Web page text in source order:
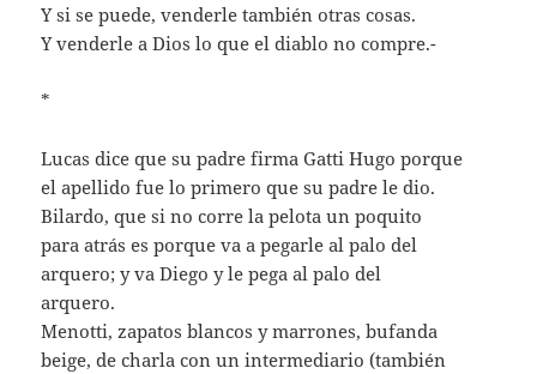
Y si se puede, venderle también otras cosas.
Y venderle a Dios lo que el diablo no compre.-
*
Lucas dice que su padre firma Gatti Hugo porque
el apellido fue lo primero que su padre le dio.
Bilardo, que si no corre la pelota un poquito
para atrás es porque va a pegarle al palo del
arquero; y va Diego y le pega al palo del
arquero.
Menotti, zapatos blancos y marrones, bufanda
beige, de charla con un intermediario (también